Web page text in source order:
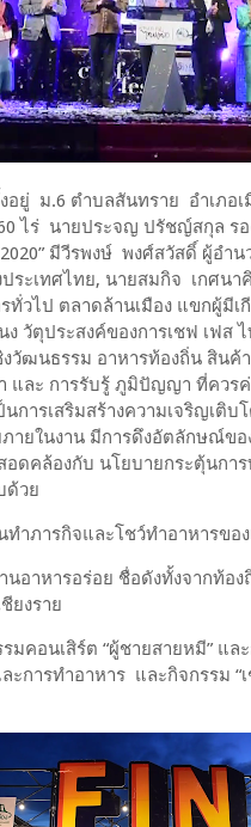
ตำบลสันทราย อำเภอเมือ
ไร่ นายประจญ ปรัชญ์สกุล รอ
มีวีรพงษ์ พงศ์สวัสดิ์ ผู้อำ
ระเทศไทย, นายสมกิจ เกศนา
ทั่วไป ตลาดล้านเมือง แขกผู้มี
วัตุประสงค์ของการเชฟ เฟส
งวัฒนธรรม อาหารท้องถิ่น สิน
และ การรับรู้ ภูมิปัญญา ที่ควร
การเสริมสร้างความเจริญเติ
ายในงาน มีการดึงอัตลักษณ์ข
ดคล้องกับ นโยบายกระตุ้นการท่
ด้วย
ทำภารกิจและโชว์ทำอาหารขอ
นอาหารอร่อย ชื่อดังทั้งจากท้อ
เชียงราย
คอนเสิร์ต “ผู้ชายสายหมี” แล
ะการทำอาหาร และกิจกรรม “